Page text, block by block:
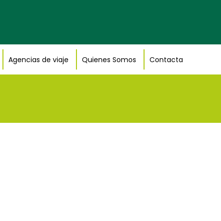
Agencias de viaje Quienes Somos Contacta